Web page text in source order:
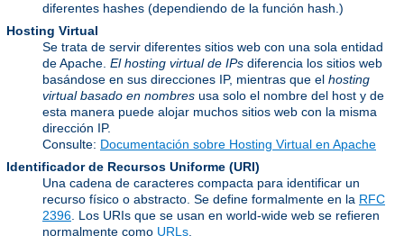
diferentes hashes (dependiendo de la función hash.)
Hosting Virtual
Se trata de servir diferentes sitios web con una sola entidad
de Apache. El hosting virtual de IPs diferencia los sitios web
basándose en sus direcciones IP, mientras que el hosting
virtual basado en nombres usa solo el nombre del host y de
esta manera puede alojar muchos sitios web con la misma
dirección IP.
Consulte: Documentación sobre Hosting Virtual en Apache
Identificador de Recursos Uniforme (URI)
Una cadena de caracteres compacta para identificar un
recurso físico o abstracto. Se define formalmente en la RFC
2396 . Los URIs que se usan en world-wide web se refieren
normalmente como URLs